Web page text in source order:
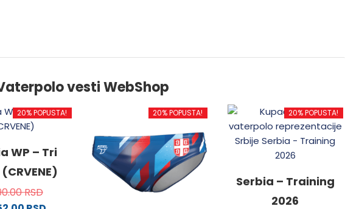
vesti WebShop
20% POPUSTA!
WP – Tri
RSD
20% POPUSTA! 20% POPUSTA!
Serbia – Training
2026